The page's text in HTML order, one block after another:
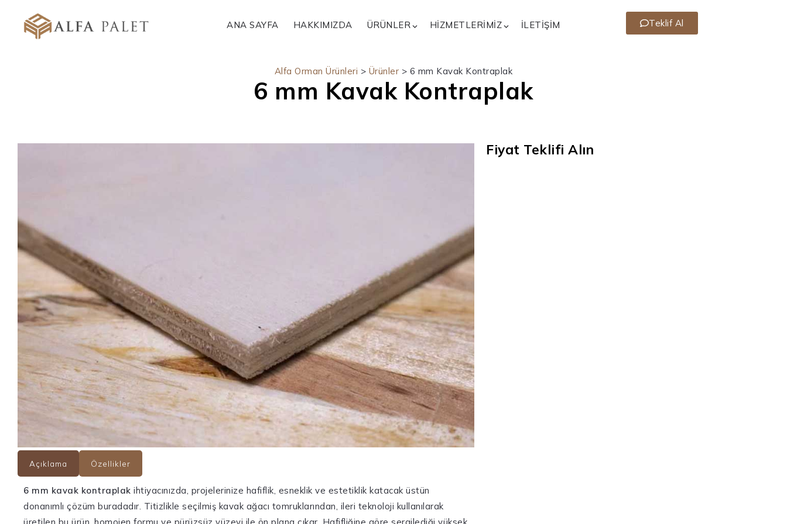
ANA SAYFA HAKKIMIZDA ÜRÜNLER HIZMETLERIMIZ İLETIŞIM Teklif Al
Alfa Orman Ürünleri > Ürünler > 6 mm Kavak Kontraplak
6 mm Kavak Kontraplak
Açıklama Özellikler
6 mm kavak kontraplak ihtiyacınızda, projelerinize hafiflik, esneklik ve estetiklik katacak üstün
donanımlı çözüm buradadır. Titizlikle seçilmiş kavak ağacı tomruklarından, ileri teknoloji kullanılarak
Fiyat Teklifi Alın